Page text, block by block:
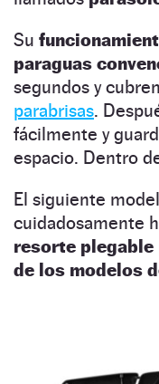
Su
paraguas
segundos y
parabrisas.
fácilmente y
espacio. Dentro
El siguiente
cuidadosamente
resorte plegable
de los modelos